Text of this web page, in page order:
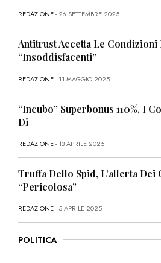
REDAZIONE- 26 SETTEMBRE 2025
Antitrust Accetta Le Condizioni
“Insoddisfacenti”
REDAZIONE- 11 MAGGIO 2025
“Incubo” Superbonus 110%, I
Di
REDAZIONE- 13 APRILE 2025
Truffa Dello Spid, L’allerta Dei
“Pericolosa”
REDAZIONE- 5 APRILE 2025
POLITICA